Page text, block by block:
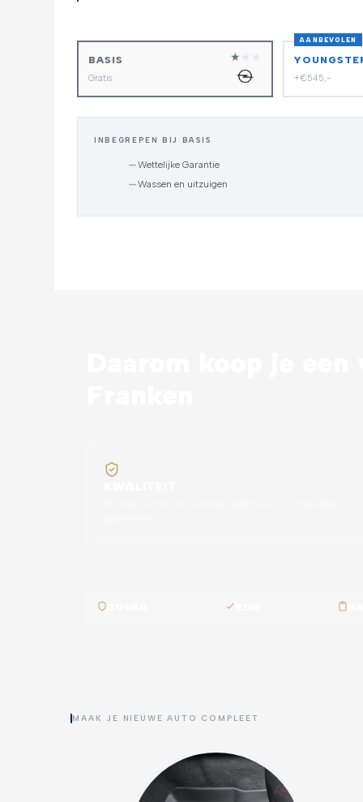
BASIS
Gratis
★
AANBEVOLEN
+€545,-
INBEGREPEN BIJ BASIS
—Wettelijke Garantie
—Wassen en uitzuigen
MAAK JE NIEUWE AUTO COMPLEET